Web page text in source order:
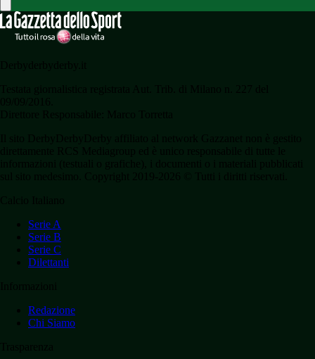
Serie A
Serie B
Serie C
Dilettanti
Redazione
Chi Siamo